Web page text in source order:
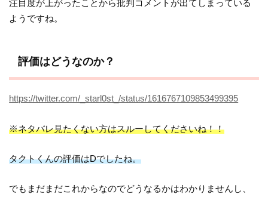
注目度が上がったことから批判コメントが出てしまっている
ようですね。
評価はどうなのか？
https://twitter.com/_starl0st_/status/1616767109853499395
※ネタバレ見たくない方はスルーしてくださいね！！
タクトくんの評価はDでしたね。
でもまだまだこれからなのでどうなるかはわかりませんし、